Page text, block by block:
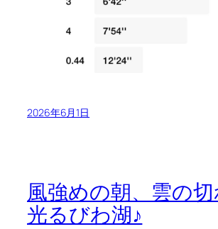
2026年6月1日
風強めの朝、雲の
光るびわ湖♪